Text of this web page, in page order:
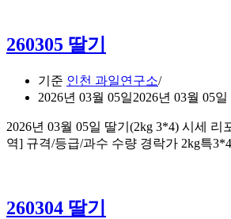
260305 딸기
기준 인천 과일연구소
2026년 03월 05일2026년 03월 05일
2026년 03월 05일 딸기(2kg 3*4) 시세
역] 규격/등급/과수 수량 경락가 2kg특
260304 딸기